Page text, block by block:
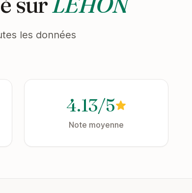
les données
4.13/5
Note moyenne